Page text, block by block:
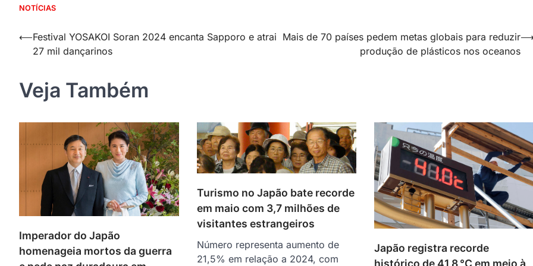
NOTÍCIAS
Navegação
⟵Festival YOSAKOI Soran 2024 encanta Sapporo e atrai
27 mil dançarinos
Mais de 70 países pedem metas globais para reduzir
produção de plásticos nos oceanos
Veja Também
Imperador do Japão
homenageia mortos da guerra
Turismo no Japão bate recorde
em maio com 3,7 milhões de
visitantes estrangeiros
Número representa aumento de
21,5% em relação a 2024, com
Japão registra recorde
histórico de 41,8 °C em meio à